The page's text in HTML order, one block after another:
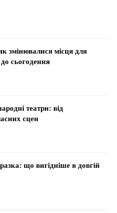
змінювалися місця для
сьогодення
театри: від
сцен
що вигідніше в довгій